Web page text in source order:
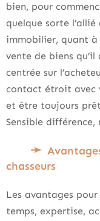
bien, pour
quelque sorte l’allié
immobilier, quant à
vente de biens
centrée sur
contact étroit avec
et être toujours
Sensible différence,
chasseurs
Les avantages
temps, expertise,